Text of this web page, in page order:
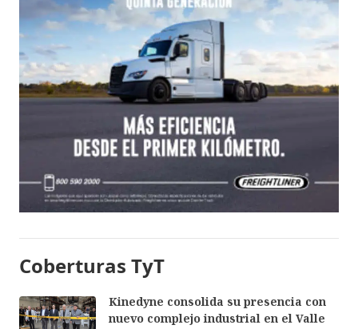
Coberturas TyT
Kinedyne consolida su presencia con
nuevo complejo industrial en el Valle